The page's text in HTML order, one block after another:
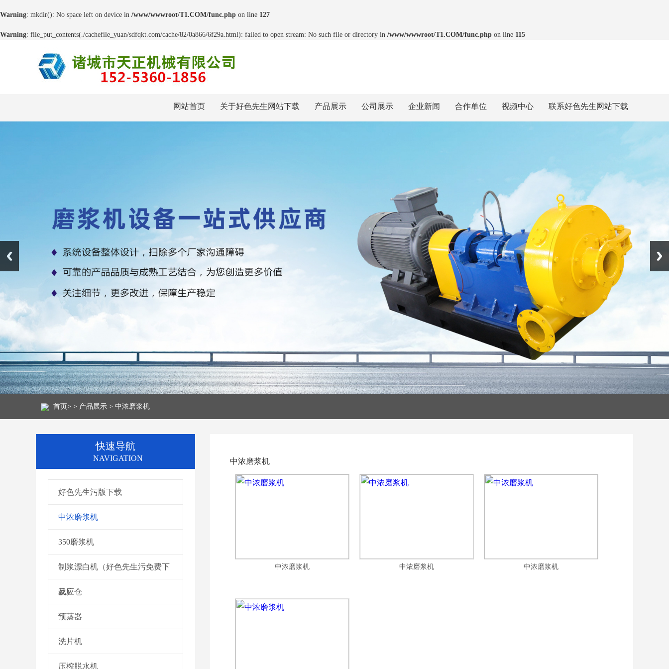
Warning: mkdir(): No space left on device in /www/wwwroot/T1.COM/func.php on line 127
Warning: file_put_contents(./cachefile_yuan/sdfqkt.com/cache/82/0a866/6f29a.html): failed to open stream: No such file or directory in /www/wwwroot/T1.COM/func.php on line 115
网站首页 关于好色先生网站下载 产品展示 公司展示 企业新闻 合作单位 视频中心 联系好色先生网站下载
首页> > 产品展示 > 中浓磨浆机
快速导航
NAVIGATION
好色先生污版下载
中浓磨浆机
350磨浆机
制浆漂白机（好色先生污免费下
载）
反应仓
预蒸器
洗片机
压榨脱水机
中浓磨浆机
中浓磨浆机 中浓磨浆机 中浓磨浆机